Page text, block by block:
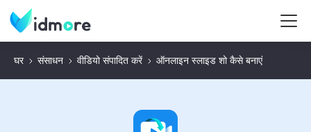
घर संसाधन वीडियो संपादित करें ऑनलाइन स्लाइड शो कैसे बनाएं